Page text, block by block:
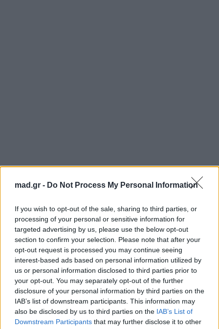
mad.gr - Do Not Process My Personal Information
If you wish to opt-out of the sale, sharing to third parties, or
processing of your personal or sensitive information for
targeted advertising by us, please use the below opt-out
section to confirm your selection. Please note that after your
opt-out request is processed you may continue seeing
interest-based ads based on personal information utilized by
us or personal information disclosed to third parties prior to
your opt-out. You may separately opt-out of the further
disclosure of your personal information by third parties on the
IAB’s list of downstream participants. This information may
also be disclosed by us to third parties on the IAB’s List of
Downstream Participants that may further disclose it to other
Κατερίνα Καινούργιου: Το λευκό look-δήλωση
και το κόσμημα για την κόρη της
Για σχόλια, μηνύματα ή φωτογραφικό υλικό
σχετικά με τοMad.gr, επισκεφτείτε μας στο